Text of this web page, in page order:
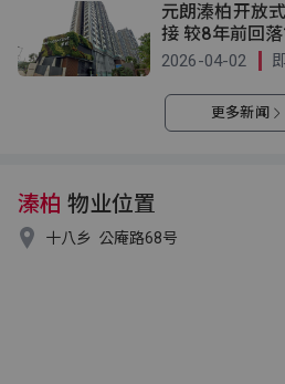
元朗溱柏开放
接 较8年前回
2026-04-02
更多新闻
溱柏 物业位置
 十八乡 公庵路68号